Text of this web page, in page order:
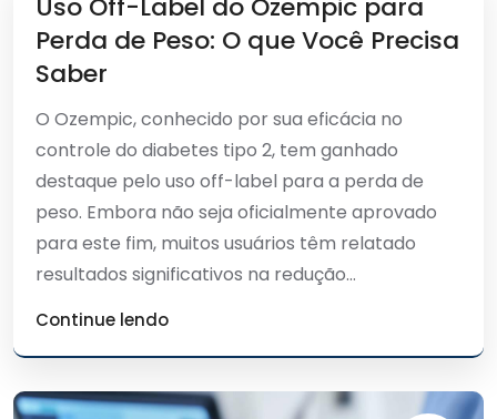
Perda de Peso: O que Você Precisa
Saber
O Ozempic, conhecido por sua eficácia no
controle do diabetes tipo 2, tem ganhado
destaque pelo uso off-label para a perda de
peso. Embora não seja oficialmente aprovado
para este fim, muitos usuários têm relatado
resultados significativos na redução...
Continue lendo